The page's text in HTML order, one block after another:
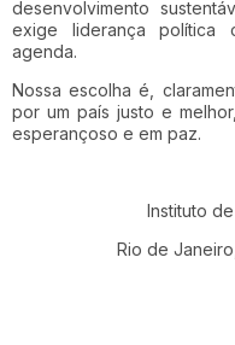
desenvolvimento
exige liderança política
agenda.
Nossa escolha é,
por um país justo e
esperançoso e em paz.
Instituto
Rio de